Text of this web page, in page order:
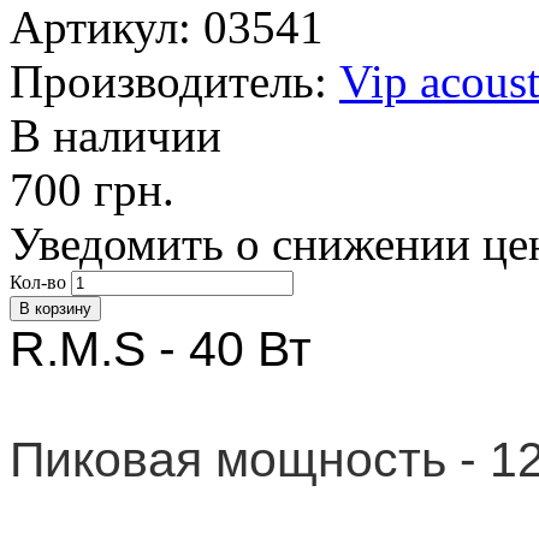
Артикул: 03541
Производитель: Vip
В наличии
700 грн.
Уведомить о снижении
Кол-во
R.M.S - 40 Вт
Пиковая мощность -